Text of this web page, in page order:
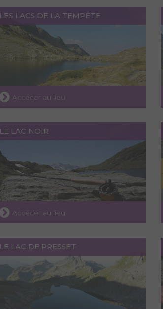
LES LACS DE LA TEMPÊTE
Accéder au lieu
LE LAC NOIR
Accéder au lieu
LE LAC DE PRESSET